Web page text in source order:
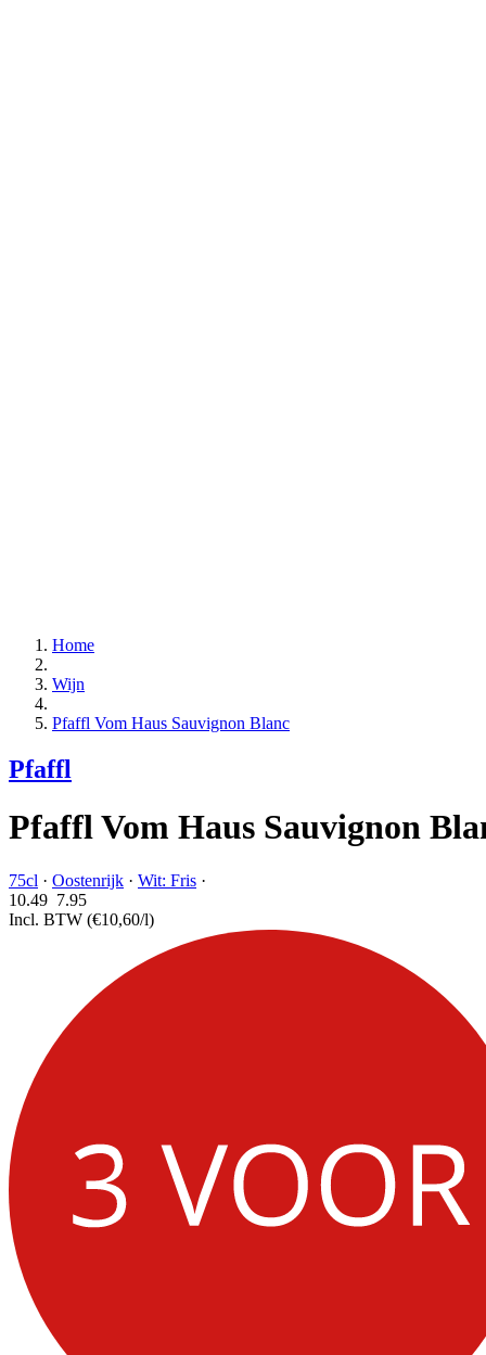
Home
Wijn
Pfaffl Vom Haus Sauvignon Blanc
Pfaffl
Pfaffl Vom Haus Sauvignon
75cl · Oostenrijk · Wit: Fris ·
10.49 7.95
Incl. BTW (€10,60/l)